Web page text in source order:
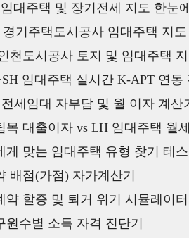
임대주택 및 장기전세 지도 한눈
경기주택도시공사 임대주택 지
천도시공사 토지 및 임대주택
임대주택 실시간 K-APT 연동
세임대 자부담 및 월 이자 계산
목 대출이자 vs LH 임대주택 월
게 맞는 임대주택 유형 찾기 테
배점(가점) 자가계산기
약 할증 및 퇴거 위기 시뮬레이터
원수별 소득 자격 진단기